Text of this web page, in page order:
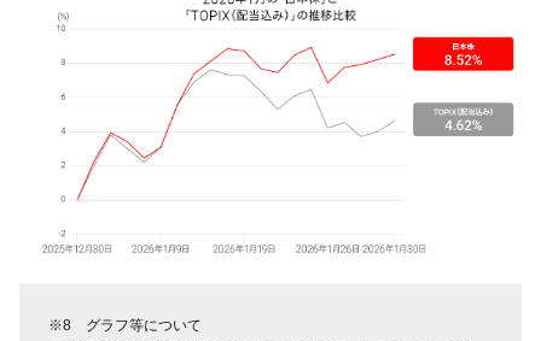
※8 グラフ等について